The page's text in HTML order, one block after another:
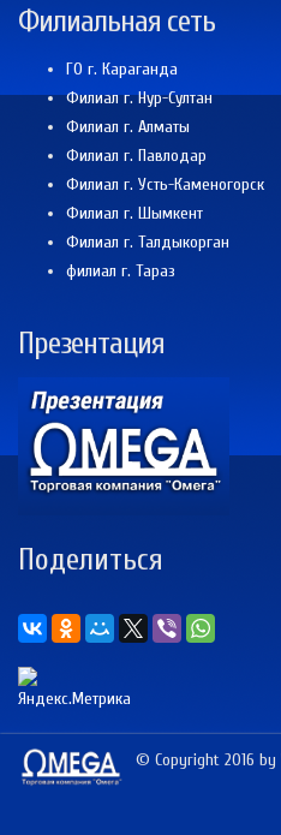
Филиальная сеть
ГО г. Караганда
Филиал г. Нур-Султан
Филиал г. Алматы
Филиал г. Павлодар
Филиал г. Усть-Каменогорск
Филиал г. Шымкент
Филиал г. Талдыкорган
филиал г. Тараз
Презентация
Поделиться
© Copyright 2016 by